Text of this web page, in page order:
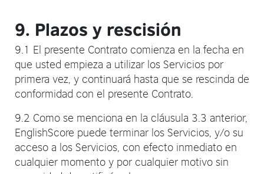
9. Plazos y rescisión
9.1 El presente Contrato comienza en la fecha en
que usted empieza a utilizar los Servicios por
primera vez, y continuará hasta que se rescinda de
conformidad con el presente Contrato.
9.2 Como se menciona en la cláusula 3.3 anterior,
EnglishScore puede terminar los Servicios, y/o su
acceso a los Servicios, con efecto inmediato en
cualquier momento y por cualquier motivo sin